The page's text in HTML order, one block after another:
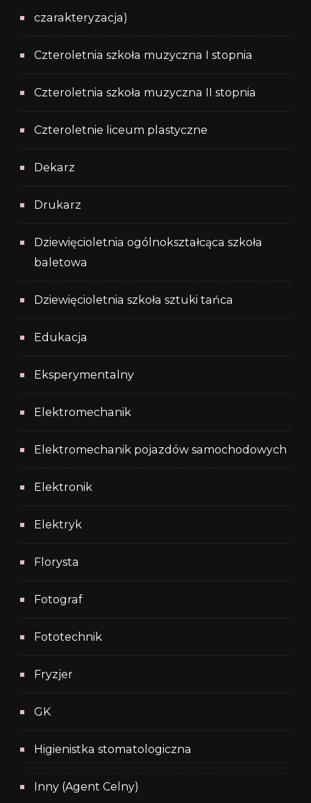
czarakteryzacja)
Czteroletnia szkoła muzyczna I stopnia
Czteroletnia szkoła muzyczna II stopnia
Czteroletnie liceum plastyczne
Dekarz
Drukarz
Dziewięcioletnia ogólnokształcąca szkoła
baletowa
Dziewięcioletnia szkoła sztuki tańca
Edukacja
Eksperymentalny
Elektromechanik
Elektromechanik pojazdów samochodowych
Elektronik
Elektryk
Florysta
Fotograf
Fototechnik
Fryzjer
GK
Higienistka stomatologiczna
Inny (Agent Celny)